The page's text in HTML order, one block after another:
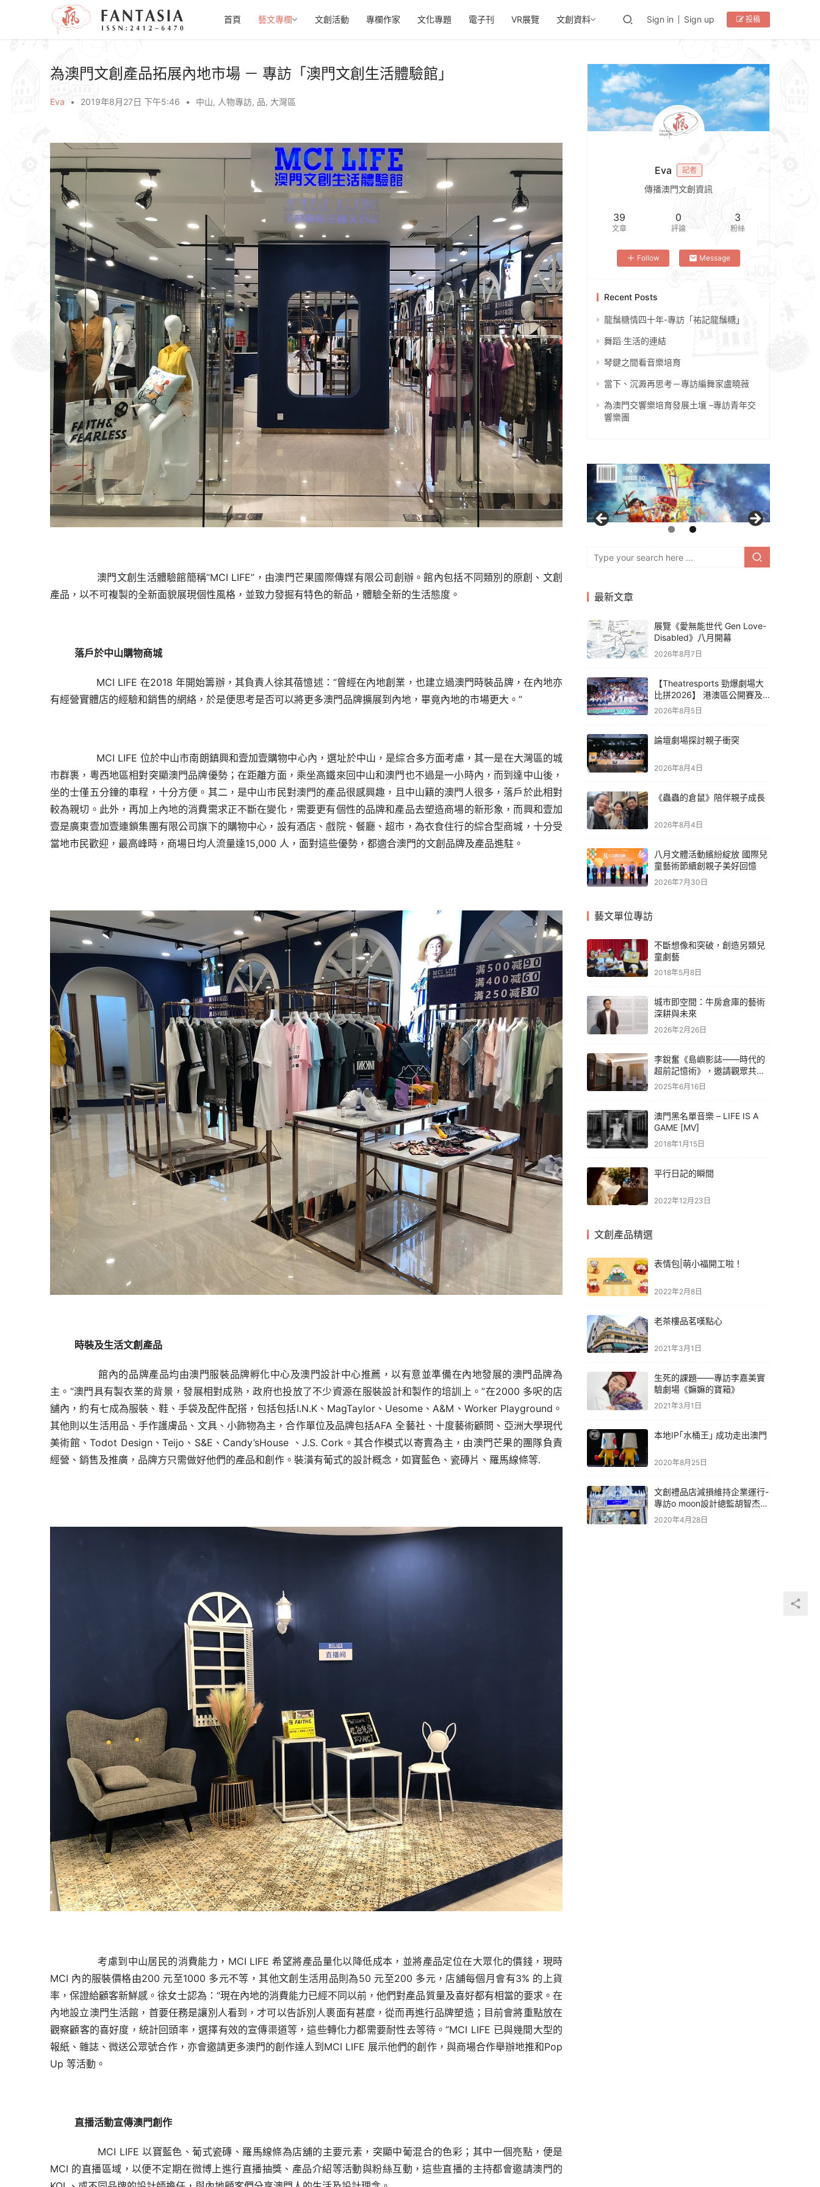
首頁 藝文專欄 文創活動 專欄作家 文化專題 電子刊 VR展覽 文創資料 Sign in Sign up 投稿
為澳門文創產品拓展內地市場 － 專訪「澳門文創生活體驗館」
Eva • 2019年8月27日 下午5:46 • 中山, 人物專訪, 品, 大灣區
澳門文創生活體驗館簡稱“MCI LIFE”，由澳門芒果國際傳媒有限公司創辦。館內包括不同類別的原創、文創
產品，以不可複製的全新面貌展現個性風格，並致力發掘有特色的新品，體驗全新的生活態度。
落戶於中山購物商城
MCI LIFE 在2018 年開始籌辦，其負責人徐其蓓憶述：“曾經在內地創業，也建立過澳門時裝品牌，在內地亦
有經營實體店的經驗和銷售的網絡，於是便思考是否可以將更多澳門品牌擴展到內地，畢竟內地的市場更大。”
MCI LIFE 位於中山市南朗鎮興和壹加壹購物中心內，選址於中山，是綜合多方面考慮，其一是在大灣區的城
市群裹，粵西地區相對突顯澳門品牌優勢；在距離方面，乘坐高鐵來回中山和澳門也不過是一小時內，而到達中山後，
坐的士僅五分鐘的車程，十分方便。其二，是中山市民對澳門的產品很感興趣，且中山籍的澳門人很多，落戶於此相對
較為親切。此外，再加上內地的消費需求正不斷在變化，需要更有個性的品牌和產品去塑造商場的新形象，而興和壹加
壹是廣東壹加壹連鎖集團有限公司旗下的購物中心，設有酒店、戲院、餐廳、超市， 為衣食住行的綜合型商城，十分受
當地市民歡迎， 最高峰時，商場日均人流量達15,000 人，面對這些優勢，都適合澳門的文創品牌及產品進駐。
時裝及生活文創產品
館內的品牌產品均由澳門服裝品牌孵化中心及澳門設計中心推薦，以有意並準備在內地發展的澳門品牌為
主。“澳門具有製衣業的背景，發展相對成熟，政府也投放了不少資源在服裝設計和製作的培訓上。”在2000 多呎的店
舖內，約有七成為服裝、鞋、手袋及配件配搭，包括包括I.N.K、MagTaylor、Uesome、A&M、Worker Playground。
其他則以生活用品、手作護膚品、文具、小飾物為主，合作單位及品牌包括AFA 全藝社、十度藝術顧問、亞洲大學現代
美術館、Todot Design、Teijo、S&E、Candy’sHouse 、J.S. Cork。其合作模式以寄賣為主，由澳門芒果的團隊負責
經營、 銷售及推廣，品牌方只需做好他們的產品和創作。裝潢有葡式的設計概念， 如寶藍色、瓷磚片、羅馬線條等.
考慮到中山居民的消費能力，MCI LIFE 希望將產品量化以降低成本， 並將產品定位在大眾化的價錢，現時
MCI 內的服裝價格由200 元至1000 多元不等，其他文創生活用品則為50 元至200 多元，店舖每個月會有3% 的上貨
率，保證給顧客新鮮感。徐女士認為：“現在內地的消費能力已經不同以前，他們對產品質量及喜好都有相當的要求。在
內地設立澳門生活館，首要任務是讓別人看到，才可以告訴別人裹面有甚麼，從而再進行品牌塑造；目前會將重點放在
觀察顧客的喜好度，統計回頭率，選擇有效的宣傳渠道等，這些轉化力都需要耐性去等待。”MCI LIFE 已與幾間大型的
報紙、雜誌、微送公眾號合作，亦會邀請更多澳門的創作達人到MCI LIFE 展示他們的創作， 與商場合作舉辦地推和Pop
Up 等活動。
直播活動宣傳澳門創作
MCI LIFE 以寶藍色、葡式瓷磚、羅馬線條為店舖的主要元素，突顯中葡混合的色彩；其中一個亮點，便是
MCI 的直播區域，以便不定期在微博上進行直播抽獎、 產品介紹等活動與粉絲互動，這些直播的主持都會邀請澳門的
Eva 記者
傳播澳門文創資訊
39
文章
0
評論
3
粉絲
Follow Message
Recent Posts
龍鬚糖情四十年-專訪「祐記龍鬚糖」
舞蹈‧生活的連結
琴鍵之間看音樂培育
當下、沉澱再思考－專訪編舞家盧曉薇
為澳門交響樂培育發展土壤 –專訪青年交
響樂團
最新文章
展覽《愛無能世代 Gen Love-
Disabled》八月開幕
2026年8月7日
【Theatresports 勁爆劇場大
比拼2026】 港澳區公開賽及
亞洲聯賽賽果
2026年8月5日
論壇劇場探討親子衝突
2026年8月4日
《蟲蟲的倉鼠》陪伴親子成長
2026年8月4日
八月文體活動繽紛綻放 國際兒
童藝術節續創親子美好回憶
2026年7月30日
藝文單位專訪
不斷想像和突破，創造另類兒
童劇藝
2018年5月8日
城市即空間：牛房倉庫的藝術
深耕與未來
2026年2月26日
李銳奮《島嶼影誌——時代的
超前記憶術》，邀請觀眾共同
延續藝術家的創作記憶
2025年6月16日
澳門黑名單音樂 – LIFE IS A
GAME [MV]
2018年1月15日
平行日記的瞬間
2022年12月23日
文創產品精選
表情包|萌小福開工啦！
2022年2月8日
老茶樓品茗嘆點心
2021年3月1日
生死的課題——專訪李嘉美實
驗劇場《嫲嫲的寶箱》
2021年3月1日
本地IP｢水桶王｣ 成功走出澳門
2020年8月25日
文創禮品店減損維持企業運行-
專訪o moon設計總監胡智杰先
生
2020年4月28日